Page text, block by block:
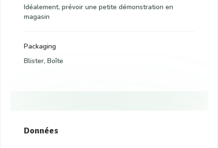
Idéalement, prévoir une petite démonstration en
magasin
Packaging
Blister, Boîte
Données